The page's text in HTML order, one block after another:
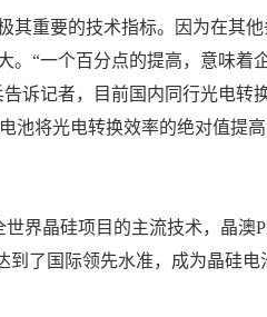
其重要的技术指标。因为在其
。“一个百分点的提高，意味着
诉记者，目前国内同行光电转
池将光电转换效率的绝对值提
界晶硅项目的主流技术，晶澳
到了国际领先水准，成为晶硅